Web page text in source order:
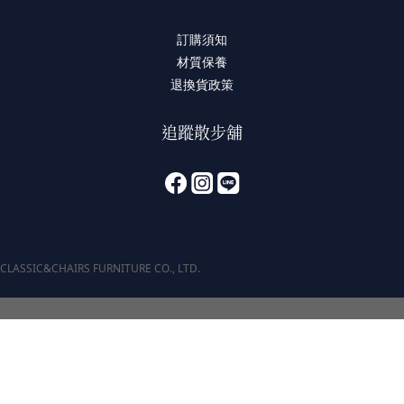
訂購須知
材質保養
退換貨政策
追蹤散步舖
CLASSIC&CHAIRS FURNITURE CO., LTD.